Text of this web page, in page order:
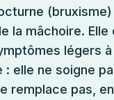
la mâchoire. Elle
légers
: elle ne soigne
remplace pas,